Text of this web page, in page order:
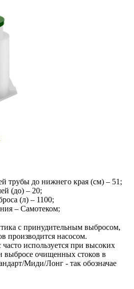
трубы до нижнего края (см) – 51;
(до) – 20;
(л) – 1100;
– Самотеком;
с принудительным выбросом,
производится насосом.
используется при высоких
выбросе очищенных стоков в
Миди/Лонг - так обозначае